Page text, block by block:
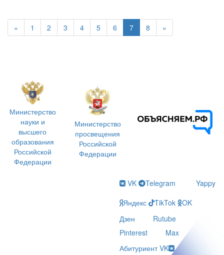
« 1 2 3 4 5 6 7 8 »
Министерство
науки и
высшего
образования
Российской
Федерации
Министерство
просвещения
Российской
Федерации
VK Telegram
Yappy
Яндекс
TikTok
OK
Дзен
Rutube
Pinterest
Max
Абитуриент VK